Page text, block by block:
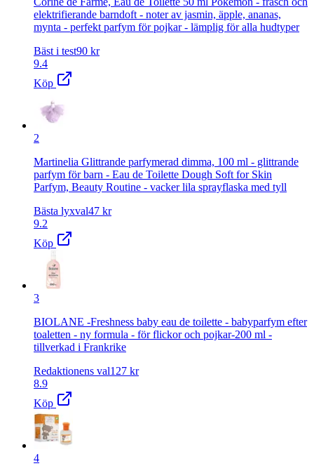
elektrifierande barndoft - noter av jasmin, äpple, ananas,
mynta - perfekt parfym för pojkar - lämplig för alla hudtyper
Bäst i test90 kr
9.4
Köp
2
Martinelia Glittrande parfymerad dimma, 100 ml - glittrande
parfym för barn - Eau de Toilette Dough Soft for Skin
Parfym, Beauty Routine - vacker lila sprayflaska med tyll
Bästa lyxval47 kr
9.2
Köp
3
BIOLANE -Freshness baby eau de toilette - babyparfym efter
toaletten - ny formula - för flickor och pojkar-200 ml -
tillverkad i Frankrike
Redaktionens val127 kr
8.9
Köp
4